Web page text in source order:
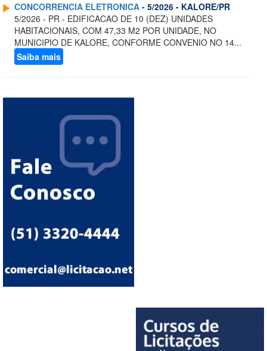
CONCORRENCIA ELETRONICA - 5/2026 - KALORE/PR
5/2026 - PR - EDIFICACAO DE 10 (DEZ) UNIDADES
HABITACIONAIS, COM 47,33 M2 POR UNIDADE, NO
MUNICIPIO DE KALORE, CONFORME CONVENIO NO 14...
Saiba mais